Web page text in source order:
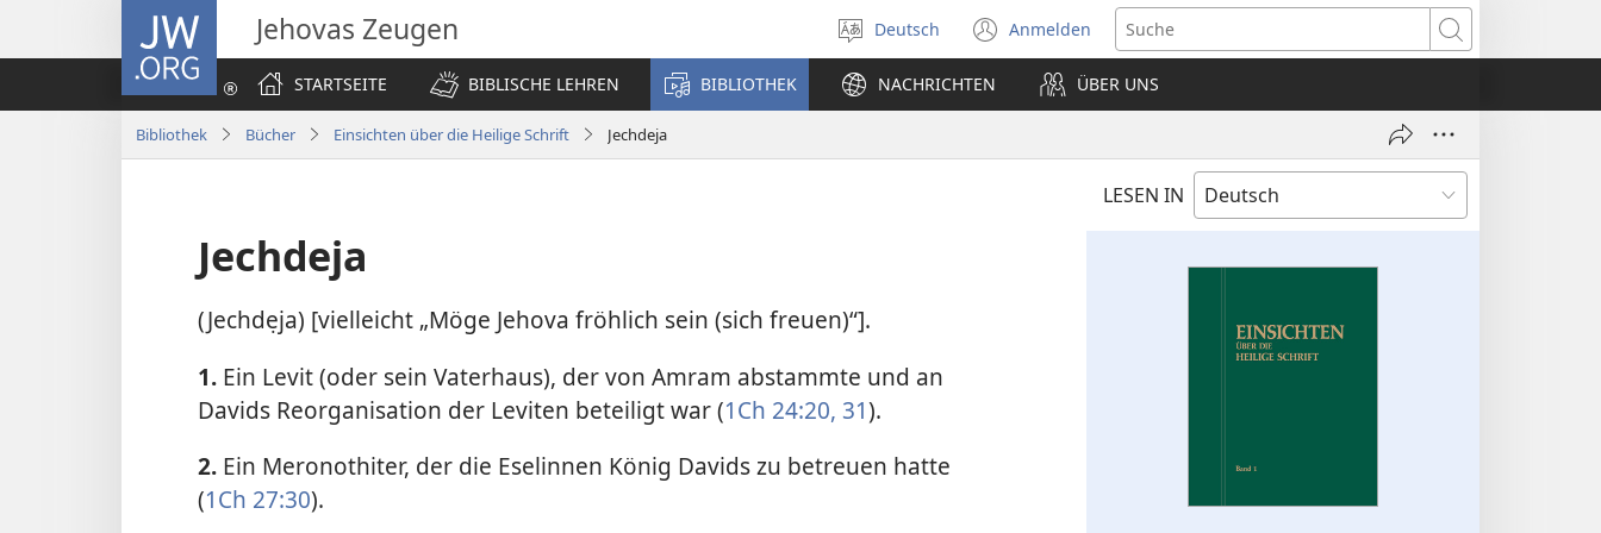
JW.ORG Jehovas Zeugen
Sprache
auswählen
Deutsch Anmelden
(öffnet
neues
Fenster)
Suche
STARTSEITE
BIBLISCHE LEHREN BIBLIOTHEK NACHRICHTEN ÜBER UNS
Bibliothek Bücher Einsichten über die Heilige Schrift Jechdeja
LESEN IN
Jechdeja
(Jechdẹja) [vielleicht „Möge Jehova fröhlich sein (sich freuen)“].
1. Ein Levit (oder sein Vaterhaus), der von Amram abstammte und an
Davids Reorganisation der Leviten beteiligt war (1Ch 24:20, 31).
2. Ein Meronothiter, der die Eselinnen König Davids zu betreuen hatte
(1Ch 27:30).